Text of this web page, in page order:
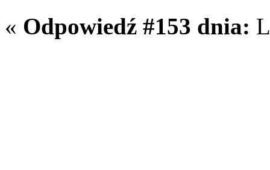
« Odpowiedź #153 dnia: